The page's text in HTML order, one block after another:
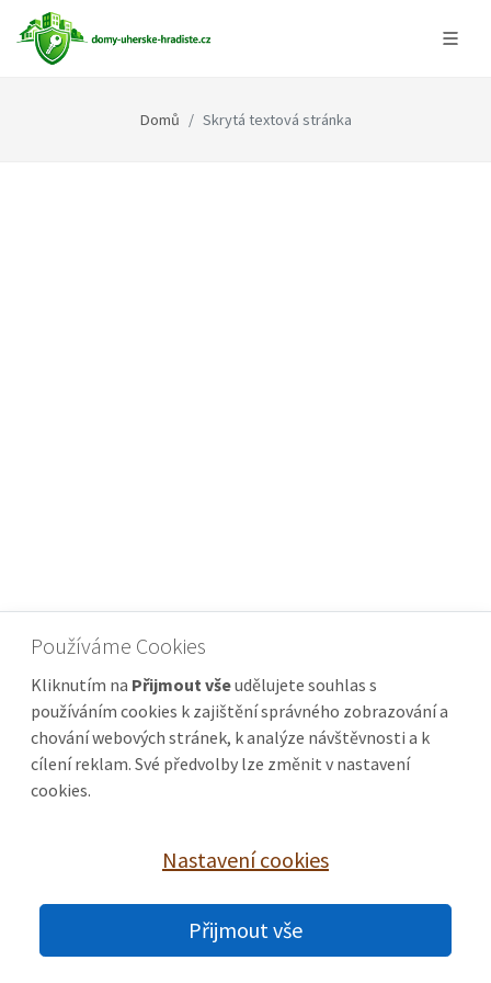
Domů Skrytá textová stránka
© 2026 domy-uherske-hradiste.cz |
Používáme Cookies
Kliknutím na Přijmout všeudělujete souhlas s
používáním cookies k zajištění správného zobrazování a
chování webových stránek, k analýze návštěvnosti a k
cílení reklam. Své předvolby lze změnit v nastavení
cookies.
Nastavení cookies
Přijmout vše